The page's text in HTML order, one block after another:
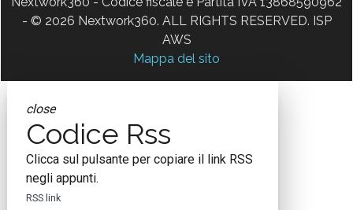
- © 2026 Nextwork360. ALL RIGHTS RESERVED. ISP
AWS
Mappa del sito
close
Codice Rss
Clicca sul pulsante per copiare il link RSS
negli appunti.
RSS link